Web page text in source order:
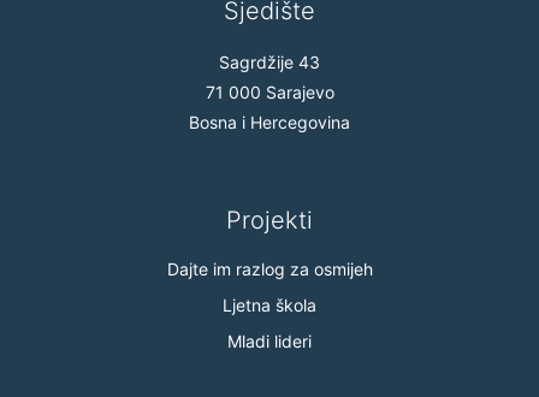
Sjedište
Sagrdžije 43
71 000 Sarajevo
Bosna i Hercegovina
Projekti
Dajte im razlog za osmijeh
Ljetna škola
Mladi lideri